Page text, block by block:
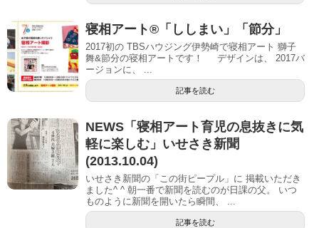
寝相アート®「ししまい」「節分」
2017初の TBSハウジング伊勢崎で寝相アート 獅子
舞&節分の寝相アートです！ デザインは、 2017バ
ージョンに、 ...
記事を読む
NEWS「寝相アート育児の息抜きに気
軽に楽しむ」いせさき新聞
(2013.10.04)
いせさき新聞の「この街ピープル」に 掲載いただき
ました^ ^ 朝一番で新聞を読むのが日課の父。 いつ
ものように新聞を開いたら瞬間、 ...
記事を読む